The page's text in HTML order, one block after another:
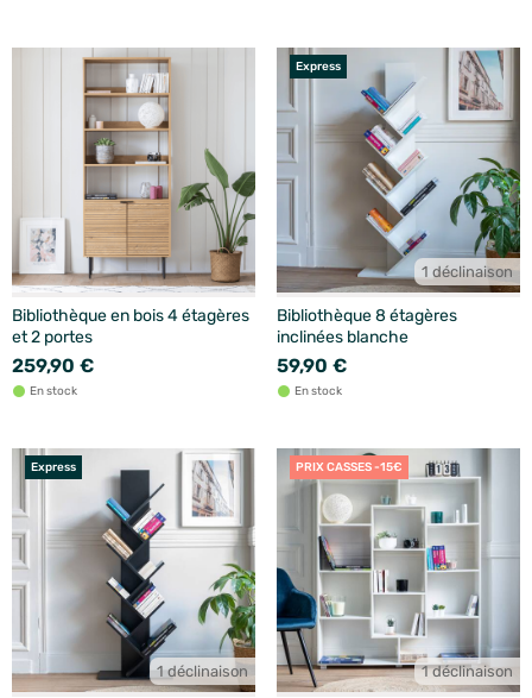
Bibliothèque en bois 4 étagères
et 2 portes
259,90 €
En stock
Express
1 déclinaison
Bibliothèque 8 étagères
inclinées blanche
59,90 €
En stock
Express
1 déclinaison
PRIX CASSES -15€
1 déclinaison